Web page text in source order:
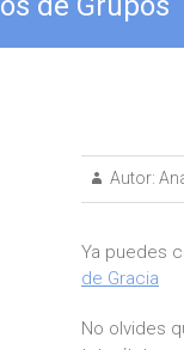
Autor:
Ya puedes
de Gracia
No olvides